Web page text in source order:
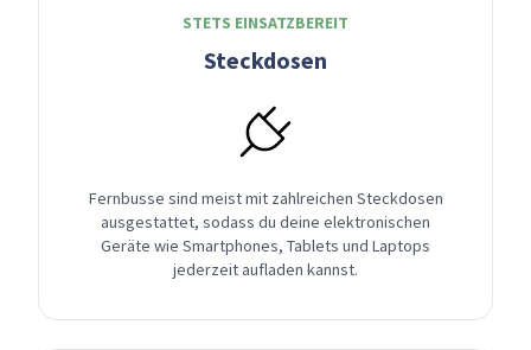
STETS EINSATZBEREIT
Steckdosen
Fernbusse sind meist mit zahlreichen Steckdosen
ausgestattet, sodass du deine elektronischen
Geräte wie Smartphones, Tablets und Laptops
jederzeit aufladen kannst.